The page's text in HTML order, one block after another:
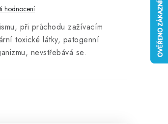
hodnocení
při průchodu zažívacím
toxické látky, patogenní
nevstřebává se.